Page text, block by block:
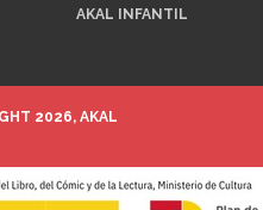
AKAL INFANTIL
2026, AKAL